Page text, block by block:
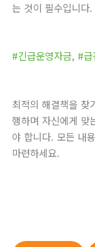
는 것이 필수입니다.
#긴급운영자금, #급
최적의 해결책을 찾
행하며 자신에게 맞
야 합니다. 모든 내
마련하세요.